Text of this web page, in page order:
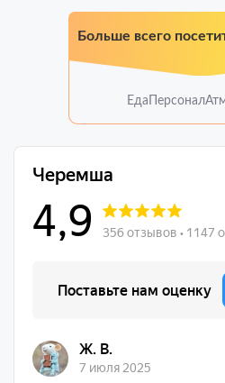
Больше всего
Еда Персонал